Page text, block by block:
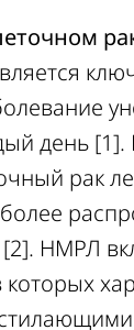
день
рак
НМРЛ
которых